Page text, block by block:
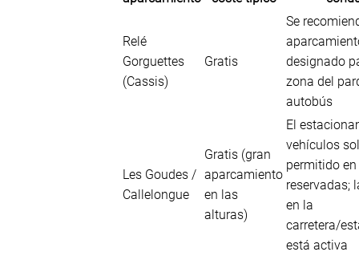
Relé
Gorguettes
(Cassis)
Gratis
Se
designado
zona del
autobús
Les Goudes /
Callelongue
Gratis (gran
aparcamiento
en las
alturas)
El
vehículos
permitido
reservadas;
en la
carretera/
está activa